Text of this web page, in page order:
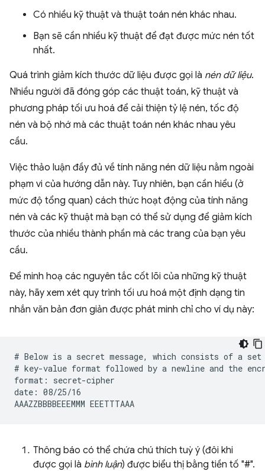
Có nhiều kỹ thuật và thuật toán nén khác nhau.
Bạn sẽ cần nhiều kỹ thuật để đạt được mức nén tốt
nhất.
Quá trình giảm kích thước dữ liệu được gọi là nén dữ liệu.
Nhiều người đã đóng góp các thuật toán, kỹ thuật và
phương pháp tối ưu hoá để cải thiện tỷ lệ nén, tốc độ
nén và bộ nhớ mà các thuật toán nén khác nhau yêu
cầu.
Việc thảo luận đầy đủ về tính năng nén dữ liệu nằm ngoài
phạm vi của hướng dẫn này. Tuy nhiên, bạn cần hiểu (ở
mức độ tổng quan) cách thức hoạt động của tính năng
nén và các kỹ thuật mà bạn có thể sử dụng để giảm kích
thước của nhiều thành phần mà các trang của bạn yêu
cầu.
Để minh hoạ các nguyên tắc cốt lõi của những kỹ thuật
này, hãy xem xét quy trình tối ưu hoá một định dạng tin
nhắn văn bản đơn giản được phát minh chỉ cho ví dụ này:
# Below is a secret message, which consists of a
# key-value format followed by a newline and the
format: secret-cipher
date: 08/25/16
Thông báo có thể chứa chú thích tuỳ ý (đôi khi
được gọi là bình luận) được biểu thị bằng tiền tố "#".